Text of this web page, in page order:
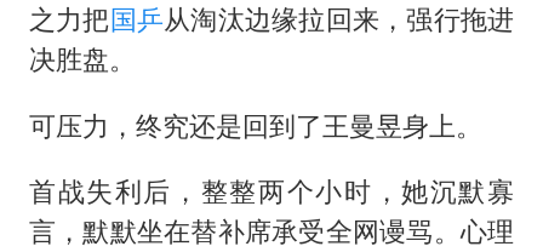
之力把国乒从淘汰边缘拉回来，强行拖进
决胜盘。
可压力，终究还是回到了王曼昱身上。
首战失利后，整整两个小时，她沉默寡
言，默默坐在替补席承受全网谩骂。心理